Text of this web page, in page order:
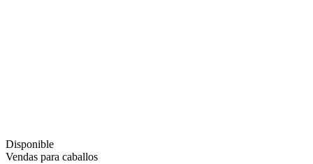
Disponible
Vendas para caballos